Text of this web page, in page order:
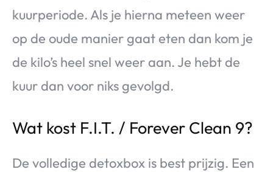
kuurperiode. Als je hierna meteen weer
op de oude manier gaat eten dan kom je
de kilo’s heel snel weer aan. Je hebt de
kuur dan voor niks gevolgd.
Wat kost F.I.T. / Forever Clean 9?
De volledige detoxbox is best prijzig. Een